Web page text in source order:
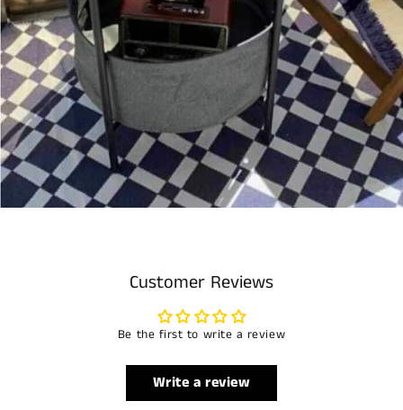
Customer Reviews
Be the first to write a review
Write a review